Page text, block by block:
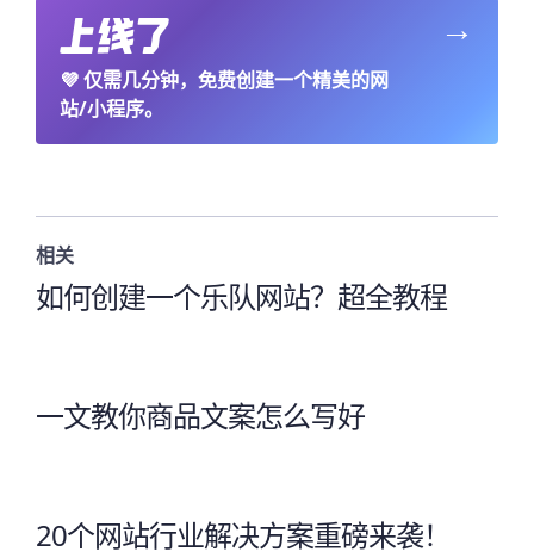
💜仅需几分钟，免费创建一个精美的网
站/小程序。
→
相关
如何创建一个乐队网站？超全教程
一文教你商品文案怎么写好
20个网站行业解决方案重磅来袭！